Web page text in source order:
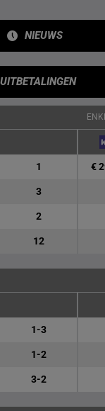
NIEUWS
UITBETALINGEN
1 €
3
2
12
1-3
1-2
3-2